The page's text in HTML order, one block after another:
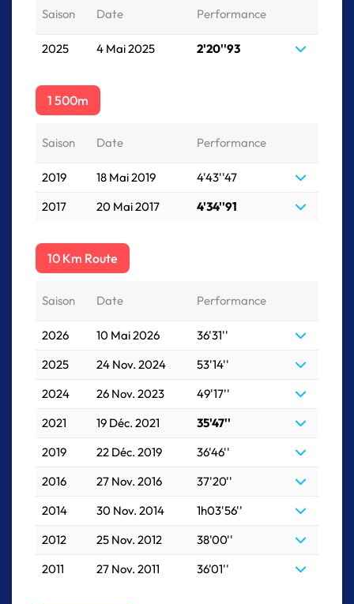
Saison Date Performance
2025 4 Mai 2025 2'20''93
1 500m
Saison Date Performance
2019 18 Mai 2019
4'43''47
2017
20 Mai 2017 4'34''91
10 Km Route
Saison Date Performance
2026 10 Mai 2026
36'31''
2025
24 Nov. 2024
53'14''
2024
26 Nov. 2023
49'17''
2021
19 Déc. 2021
35'47''
2019
22 Déc. 2019
36'46''
2016
27 Nov. 2016
37'20''
2014
30 Nov. 2014
1h03'56''
2012
25 Nov. 2012
38'00''
2011
27 Nov. 2011 36'01''